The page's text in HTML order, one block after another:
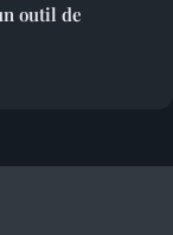
outil de